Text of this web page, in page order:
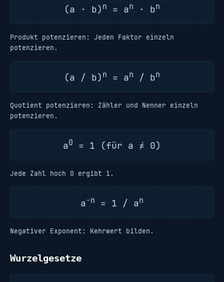
(a · b) n = an · bn
Produkt potenzieren: Jeden Faktor einzeln
potenzieren.
(a / b) n = an / bn
Quotient potenzieren: Zähler und Nenner einzeln
potenzieren.
a0 = 1 (für a ≠ 0)
Jede Zahl hoch 0 ergibt 1.
a−n = 1 / an
Negativer Exponent: Kehrwert bilden.
Wurzelgesetze